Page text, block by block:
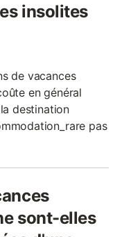
insolites
de vacances
en général
destination
pas
sont-elles